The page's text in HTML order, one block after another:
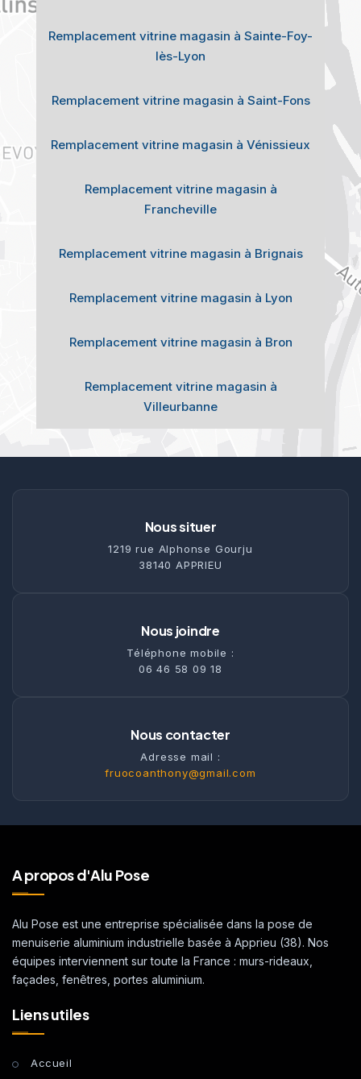
Remplacement vitrine magasin à Sainte-Foy-
lès-Lyon
Remplacement vitrine magasin à Saint-Fons
Remplacement vitrine magasin à Vénissieux
Remplacement vitrine magasin à
Francheville
Remplacement vitrine magasin à Brignais
Remplacement vitrine magasin à Lyon
Remplacement vitrine magasin à Bron
Remplacement vitrine magasin à
Villeurbanne
Nous situer
1219 rue Alphonse Gourju
38140 APPRIEU
Nous joindre
Téléphone mobile :
06 46 58 09 18
Nous contacter
Adresse mail :
fruocoanthony@gmail.com
A propos d'Alu Pose
Alu Pose est une entreprise spécialisée dans la pose de
menuiserie aluminium industrielle basée à Apprieu (38). Nos
équipes interviennent sur toute la France : murs-rideaux,
façades, fenêtres, portes aluminium.
Liens utiles
Accueil